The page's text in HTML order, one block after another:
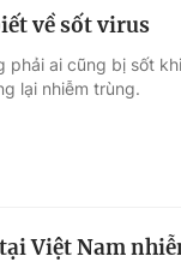
về sốt virus
phải ai cũng bị sốt
lại nhiễm trùng.
Việt Nam